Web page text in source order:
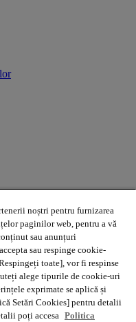
dizabilităţi
noștri pentru furnizarea
paginilor web, pentru a vă
sau anunțuri
sau respinge cookie-
toate], vor fi respinse
alege tipurile de cookie-uri
exprimate se aplică și
Setări Cookies] pentru detalii
poți accesa Politica